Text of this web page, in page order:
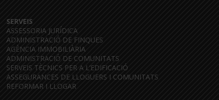
SERVEIS
ASSESSORIA JURÍDICA
ADMINISTRACIÓ DE FINQUES
AGÈNCIA IMMOBILIÀRIA
ADMINISTRACIÓ DE COMUNITATS
SERVEIS TÈCNICS PER A L’EDIFICACIÓ
ASSEGURANCES DE LLOGUERS I COMUNITATS
REFORMAR I LLOGAR